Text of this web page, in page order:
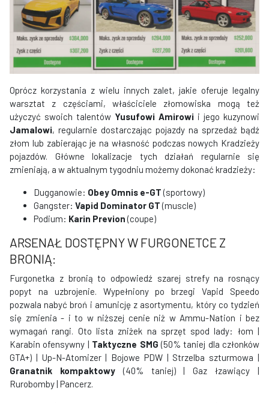
Oprócz korzystania z wielu innych zalet, jakie oferuje legalny
warsztat z częściami, właściciele złomowiska mogą też
użyczyć swoich talentów Yusufowi Amirowi i jego kuzynowi
Jamalowi, regularnie dostarczając pojazdy na sprzedaż bądź
złom lub zabierając je na własność podczas nowych Kradzieży
pojazdów. Główne lokalizacje tych działań regularnie się
zmieniają, a w aktualnym tygodniu możemy dokonać kradzieży:
Dugganowie: Obey Omnis e-GT(sportowy)
Gangster: Vapid Dominator GT(muscle)
Podium: Karin Previon(coupe)
ARSENAŁ DOSTĘPNY W FURGONETCE Z
BRONIĄ:
Furgonetka z bronią to odpowiedź szarej strefy na rosnący
popyt na uzbrojenie. Wypełniony po brzegi Vapid Speedo
pozwala nabyć broń i amunicję z asortymentu, który co tydzień
się zmienia - i to w niższej cenie niż w Ammu-Nation i bez
wymagań rangi. Oto lista zniżek na sprzęt spod lady: łom |
Karabin ofensywny | Taktyczne SMG (50% taniej dla członków
GTA+) | Up-N-Atomizer | Bojowe PDW | Strzelba szturmowa |
Granatnik kompaktowy(40% taniej) | Gaz łzawiący |
Rurobomby | Pancerz.